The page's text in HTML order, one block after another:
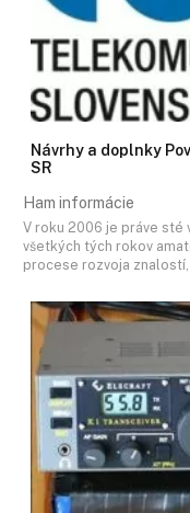
Návrhy a doplnky
SR
Ham informácie
V roku 2006 je práve sté
všetkých tých rokov
procese rozvoja